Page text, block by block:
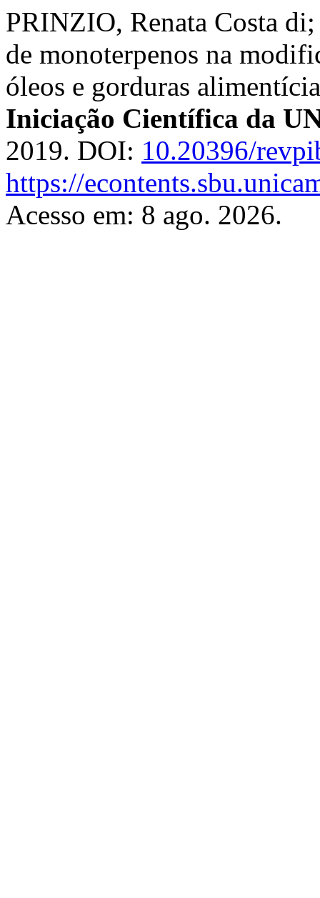
PRINZIO, Renata Costa
de monoterpenos na
óleos e gorduras
Iniciação Científica da
2019. DOI: 10.20396/
https://
Acesso em: 8 ago. 2026.